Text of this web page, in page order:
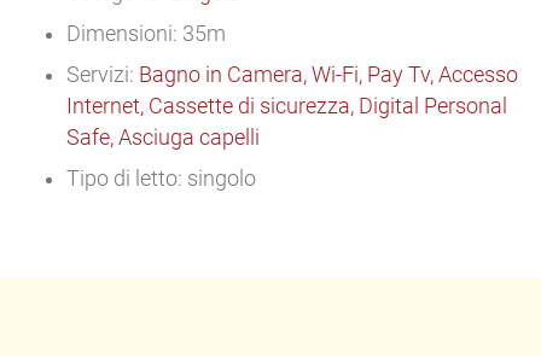
Dimensioni: 35m
Servizi: Bagno in Camera, Wi-Fi, Pay Tv, Accesso
Internet, Cassette di sicurezza, Digital Personal
Safe, Asciuga capelli
Tipo di letto: singolo